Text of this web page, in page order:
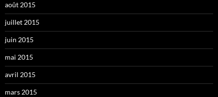
août 2015
juillet 2015
juin 2015
mai 2015
avril 2015
mars 2015